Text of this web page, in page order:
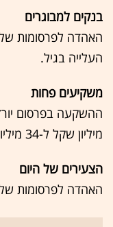
בנקים למבוגרים
האהדה לפרסומות
העלייה בגיל.
משקיעים פחות
מיליון שקל ל-34 מיליון שקל.
הצעירים של היום
האהדה לפרסומות